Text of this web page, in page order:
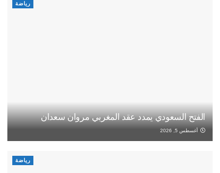
رياضة
الفتح السعودي يمدد عقد المغربي مروان سعدان
أغسطس 5, 2026
رياضة